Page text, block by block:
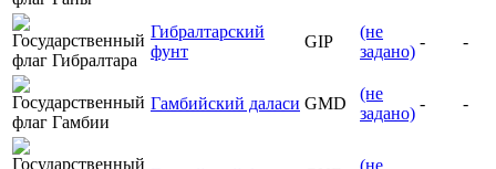
Гибралтарский
фунт
GIP
(не
задано)
- -
Гамбийский даласи GMD
(не
задано)
- -
(не